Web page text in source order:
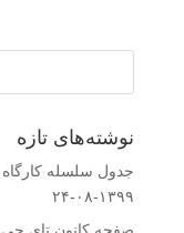
نوشته‌های تازه
جدول سلسله
۱۳۹۹-۰۸-۲۴